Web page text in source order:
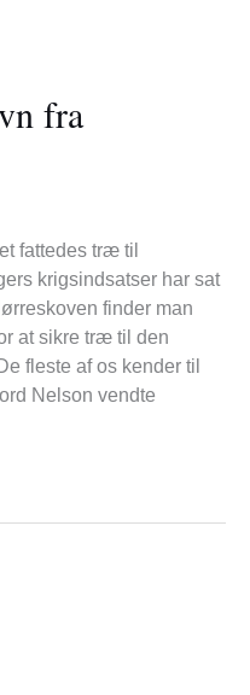
fra
fattedes træ til
krigsindsatser har sat
finder man
at sikre træ til den
fleste af os kender til
Nelson vendte